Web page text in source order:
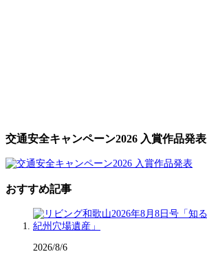
交通安全キャンペーン2026 入賞作品発表
おすすめ記事
2026/8/6